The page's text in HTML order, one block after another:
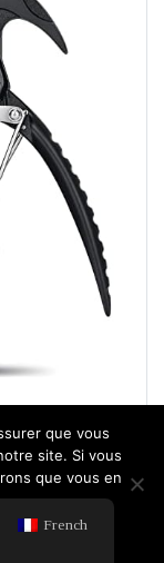
French
que vous
site. Si vous
que vous en